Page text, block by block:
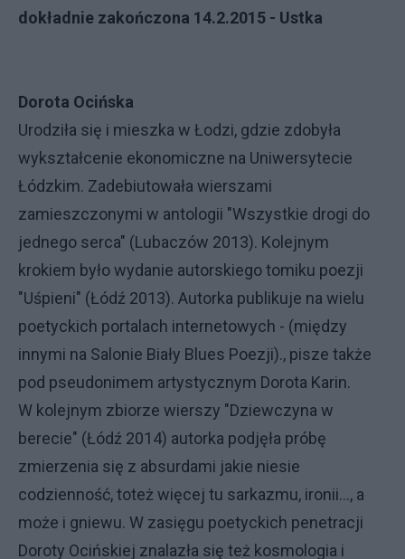
dokładnie zakończona 14.2.2015 - Ustka
Dorota Ocińska
Urodziła się i mieszka w Łodzi, gdzie zdobyła
wykształcenie ekonomiczne na Uniwersytecie
Łódzkim. Zadebiutowała wierszami
zamieszczonymi w antologii "Wszystkie drogi do
jednego serca" (Lubaczów 2013). Kolejnym
krokiem było wydanie autorskiego tomiku poezji
"Uśpieni" (Łódź 2013). Autorka publikuje na wielu
poetyckich portalach internetowych - (między
innymi na Salonie Biały Blues Poezji)., pisze także
pod pseudonimem artystycznym Dorota Karin.
W kolejnym zbiorze wierszy "Dziewczyna w
berecie" (Łódź 2014) autorka podjęła próbę
zmierzenia się z absurdami jakie niesie
codzienność, toteż więcej tu sarkazmu, ironii..., a
może i gniewu. W zasięgu poetyckich penetracji
Doroty Ocińskiej znalazła się też kosmologia i